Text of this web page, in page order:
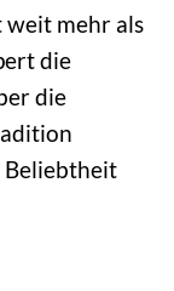
weit mehr als
die
die
Beliebtheit